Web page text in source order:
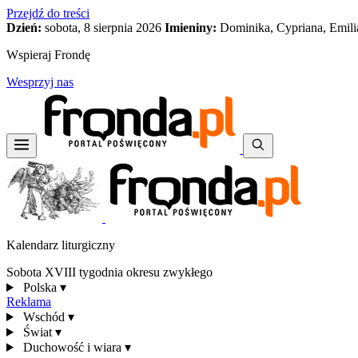
Przejdź do treści
Dzień: sobota, 8 sierpnia 2026 Imieniny: Dominika, Cypriana,
Wspieraj Frondę
Wesprzyj nas
Kalendarz liturgiczny
Sobota XVIII tygodnia okresu zwykłego
Polska ▾
Reklama
Wschód ▾
Świat ▾
Duchowość i wiara ▾